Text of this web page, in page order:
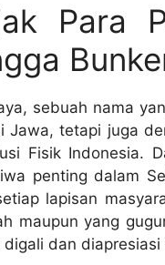
Para
sebuah nama
Jawa, tetapi juga
Fisik Indonesia.
penting dalam
lapisan
maupun yang
digali dan diapresiasi